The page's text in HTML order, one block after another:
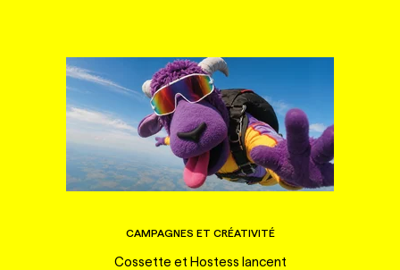
CAMPAGNES ET CRÉATIVITÉ
Cossette et Hostess lancent